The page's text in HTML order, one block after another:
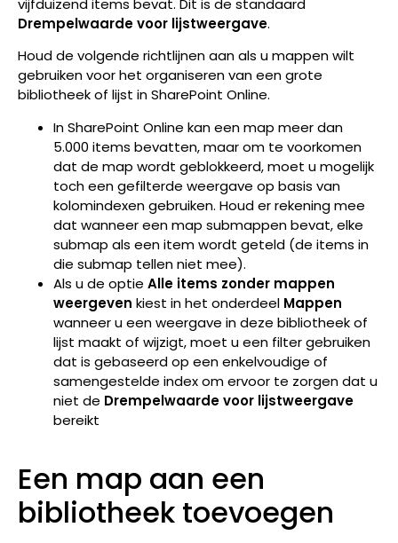
vijfduizend items bevat. Dit is de standaard
Drempelwaarde voor lijstweergave.
Houd de volgende richtlijnen aan als u mappen wilt
gebruiken voor het organiseren van een grote
bibliotheek of lijst in SharePoint Online.
In SharePoint Online kan een map meer dan
5.000 items bevatten, maar om te voorkomen
dat de map wordt geblokkeerd, moet u mogelijk
toch een gefilterde weergave op basis van
kolomindexen gebruiken. Houd er rekening mee
dat wanneer een map submappen bevat, elke
submap als een item wordt geteld (de items in
die submap tellen niet mee).
Als u de optie Alle items zonder mappen
weergeven kiest in het onderdeel Mappen
wanneer u een weergave in deze bibliotheek of
lijst maakt of wijzigt, moet u een filter gebruiken
dat is gebaseerd op een enkelvoudige of
samengestelde index om ervoor te zorgen dat u
niet de Drempelwaarde voor lijstweergave
bereikt
Een map aan een
bibliotheek toevoegen